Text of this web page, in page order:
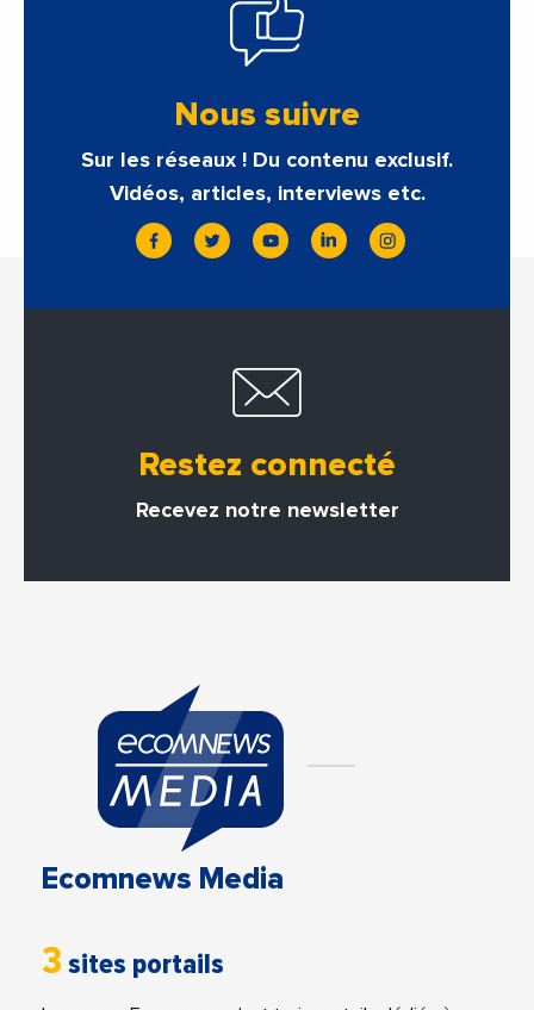
Nous suivre
Sur les réseaux ! Du contenu exclusif.
Vidéos, articles, interviews etc.
Restez connecté
Recevez notre newsletter
Ecomnews Media
3 sites portails